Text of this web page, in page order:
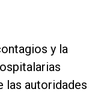
y la
las autoridades